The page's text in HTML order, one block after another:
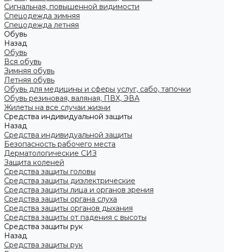
Сигнальная, повышенной видимости
Спецодежда зимняя
Спецодежда летняя
Обувь
Назад
Обувь
Вся обувь
Зимняя обувь
Летняя обувь
Обувь для медицины и сферы услуг, сабо, тапочки
Обувь резиновая, валяная, ПВХ, ЭВА
Жилеты на все случаи жизни
Средства индивидуальной защиты
Назад
Средства индивидуальной защиты
Безопасность рабочего места
Дерматологические СИЗ
Защита коленей
Средства защиты головы
Средства защиты диэлектрические
Средства защиты лица и органов зрения
Средства защиты органа слуха
Средства защиты органов дыхания
Средства защиты от падения с высоты
Средства защиты рук
Назад
Средства защиты рук